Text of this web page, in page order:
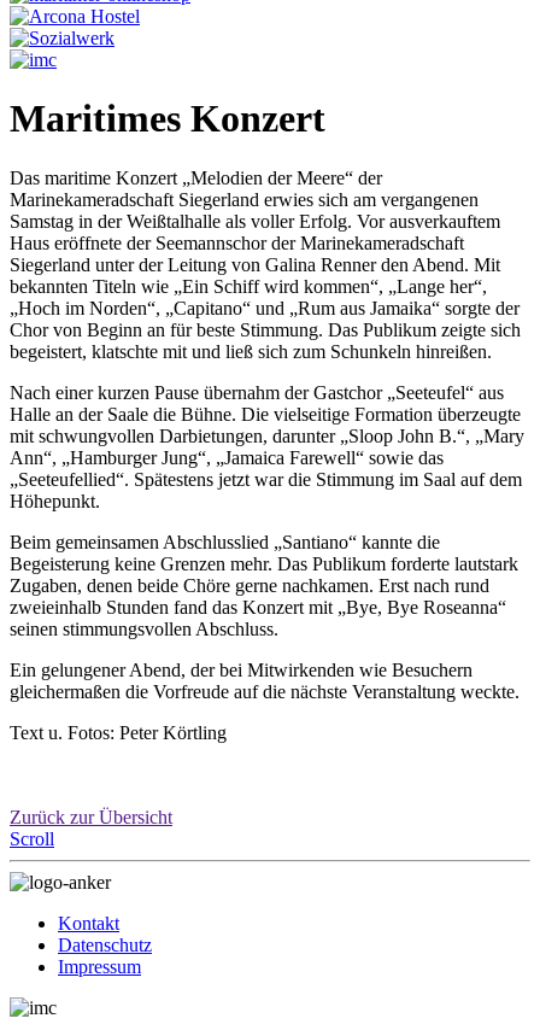
Maritimes Konzert
Das maritime Konzert „Melodien der Meere“ der
Marinekameradschaft Siegerland erwies sich am vergangenen
Samstag in der Weißtalhalle als voller Erfolg. Vor ausverkauftem
Haus eröffnete der Seemannschor der Marinekameradschaft
Siegerland unter der Leitung von Galina Renner den Abend. Mit
bekannten Titeln wie „Ein Schiff wird kommen“, „Lange her“,
„Hoch im Norden“, „Capitano“ und „Rum aus Jamaika“ sorgte der
Chor von Beginn an für beste Stimmung. Das Publikum zeigte sich
begeistert, klatschte mit und ließ sich zum Schunkeln hinreißen.
Nach einer kurzen Pause übernahm der Gastchor „Seeteufel“ aus
Halle an der Saale die Bühne. Die vielseitige Formation überzeugte
mit schwungvollen Darbietungen, darunter „Sloop John B.“, „Mary
Ann“, „Hamburger Jung“, „Jamaica Farewell“ sowie das
„Seeteufellied“. Spätestens jetzt war die Stimmung im Saal auf dem
Höhepunkt.
Beim gemeinsamen Abschlusslied „Santiano“ kannte die
Begeisterung keine Grenzen mehr. Das Publikum forderte lautstark
Zugaben, denen beide Chöre gerne nachkamen. Erst nach rund
zweieinhalb Stunden fand das Konzert mit „Bye, Bye Roseanna“
seinen stimmungsvollen Abschluss.
Ein gelungener Abend, der bei Mitwirkenden wie Besuchern
gleichermaßen die Vorfreude auf die nächste Veranstaltung weckte.
Text u. Fotos: Peter Körtling
Zurück zur Übersicht
Scroll
Kontakt
Datenschutz
Impressum